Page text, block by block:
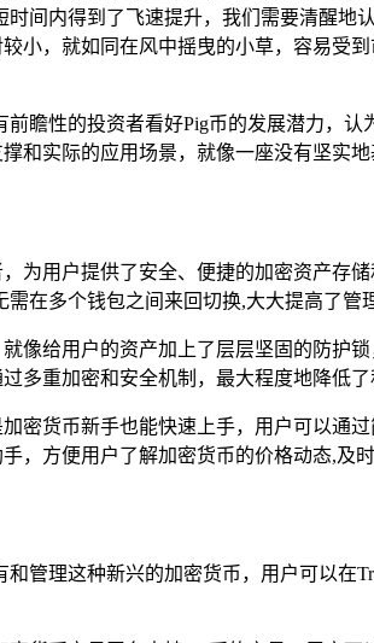
间内得到了飞速提升，我们需要清醒
小，就如同在风中摇曳的小草，容易受
瞻性的投资者看好Pig币的发展潜力，
和实际的应用场景，就像一座没有坚实地
为用户提供了安全、便捷的加密资产存
在多个钱包之间来回切换,大大提高了管
像给用户的资产加上了层层坚固的防护
多重加密和安全机制，最大程度地降低
密货币新手也能快速上手，用户可以通
，方便用户了解加密货币的价格动态,及时
管理这种新兴的加密货币，用户可以